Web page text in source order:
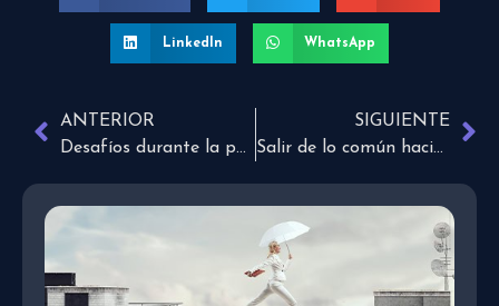
LinkedIn WhatsApp
ANTERIOR
Desafíos durante la pandemia para los autistas
SIGUIENTE
Salir de lo común haciendo cosas magníficas